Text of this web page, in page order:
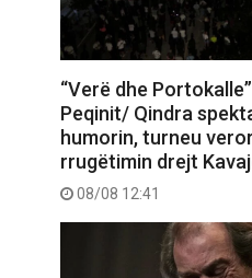
“Verë dhe
Peqinit/ Qindra
humorin, turneu
rrugëtimin drejt
08/08 12:41